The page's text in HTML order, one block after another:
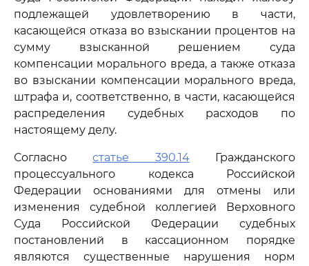
подлежащей удовлетворению в части,
касающейся отказа во взыскании процентов на
сумму взысканной решением суда
компенсации морального вреда, а также отказа
во взыскании компенсации морального вреда,
штрафа и, соответственно, в части, касающейся
распределения судебных расходов по
настоящему делу.
Согласностатье 390.14Гражданского
процессуального кодекса Российской
Федерации основаниями для отмены или
изменения судебной коллегией Верховного
Суда Российской Федерации судебных
постановлений в кассационном порядке
являются существенные нарушения норм